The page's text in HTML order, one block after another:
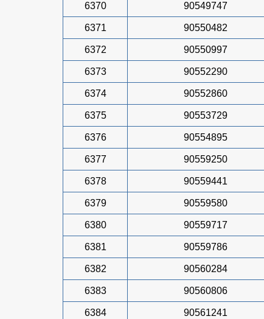
6370 90549747
6371 90550482
6372 90550997
6373 90552290
6374 90552860
6375 90553729
6376 90554895
6377 90559250
6378 90559441
6379 90559580
6380 90559717
6381 90559786
6382 90560284
6383 90560806
6384 90561241